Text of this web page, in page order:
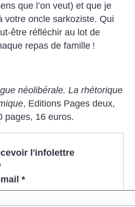
que l’on veut) et que je
votre oncle sarkoziste. Qui
être réfléchir au lot de
repas de famille !
néolibérale. La rhétorique
, Editions Pages deux,
pages, 16 euros.
l'infolettre
*